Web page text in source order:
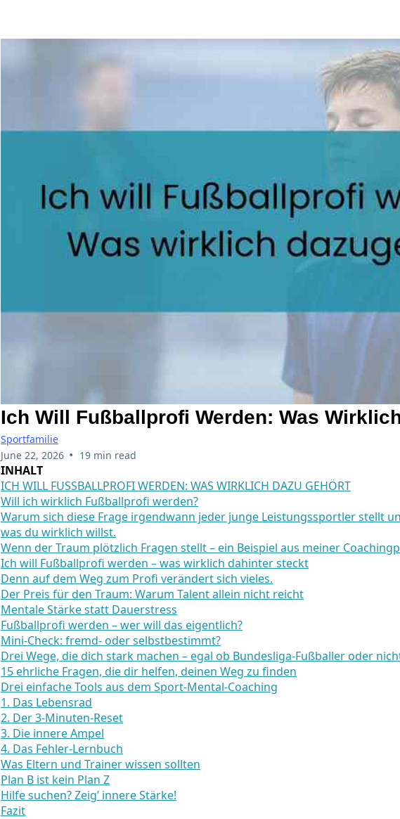
Ich Will Fußballprofi Werden: Was
Sportfamilie
June 22, 2026 • 19 min read
INHALT
ICH WILL FUSSBALLPROFI WERDEN: WAS WIRKLICH DAZU GEHÖRT
Will ich wirklich Fußballprofi werden?
Warum sich diese Frage irgendwann jeder junge Leistungssportler stellt
was du wirklich willst.
Wenn der Traum plötzlich Fragen stellt – ein Beispiel aus meiner
Ich will Fußballprofi werden – was wirklich dahinter steckt
Denn auf dem Weg zum Profi verändert sich vieles.
Der Preis für den Traum: Warum Talent allein nicht reicht
Mentale Stärke statt Dauerstress
Fußballprofi werden – wer will das eigentlich?
Mini-Check: fremd- oder selbstbestimmt?
Drei Wege, die dich stark machen – egal ob Bundesliga-Fußballer oder
15 ehrliche Fragen, die dir helfen, deinen Weg zu finden
Drei einfache Tools aus dem Sport-Mental-Coaching
1. Das Lebensrad
2. Der 3-Minuten-Reset
3. Die innere Ampel
4. Das Fehler-Lernbuch
Was Eltern und Trainer wissen sollten
Plan B ist kein Plan Z
Hilfe suchen? Zeig’ innere Stärke!
Fazit